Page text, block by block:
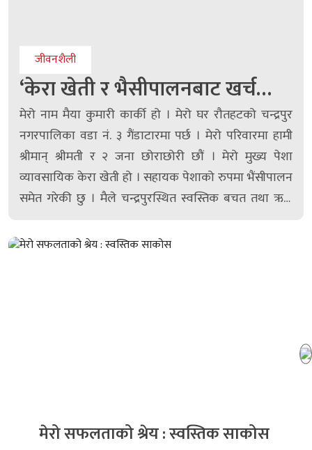
जीवनशैली
‘केरा खेती र भैसीपालनबाट खर्च
कटाएर बर्षमा १७ लाख बचाउँछु’
मेरो नाम मैया कुमारी कार्की हो । मेरो घर रौतहटको चन्द्रपुर
नगरपालिका वडा नं. ३ गैंडाटारमा पर्छ । मेरो परिवारमा हामी
श्रीमान् श्रीमती र २ जना छोराछोरी छौं । मेरो मुख्य पेशा
व्यावसायिक केरा खेती हो । सहायक पेशाको रुपमा भैंसीपालन
समेत गरेकी छु । मैले चन्द्रपुरस्थित स्वस्तिक बचत तथा ऋण
मेरो सफलताको श्रेय : स्वस्तिक साकोस